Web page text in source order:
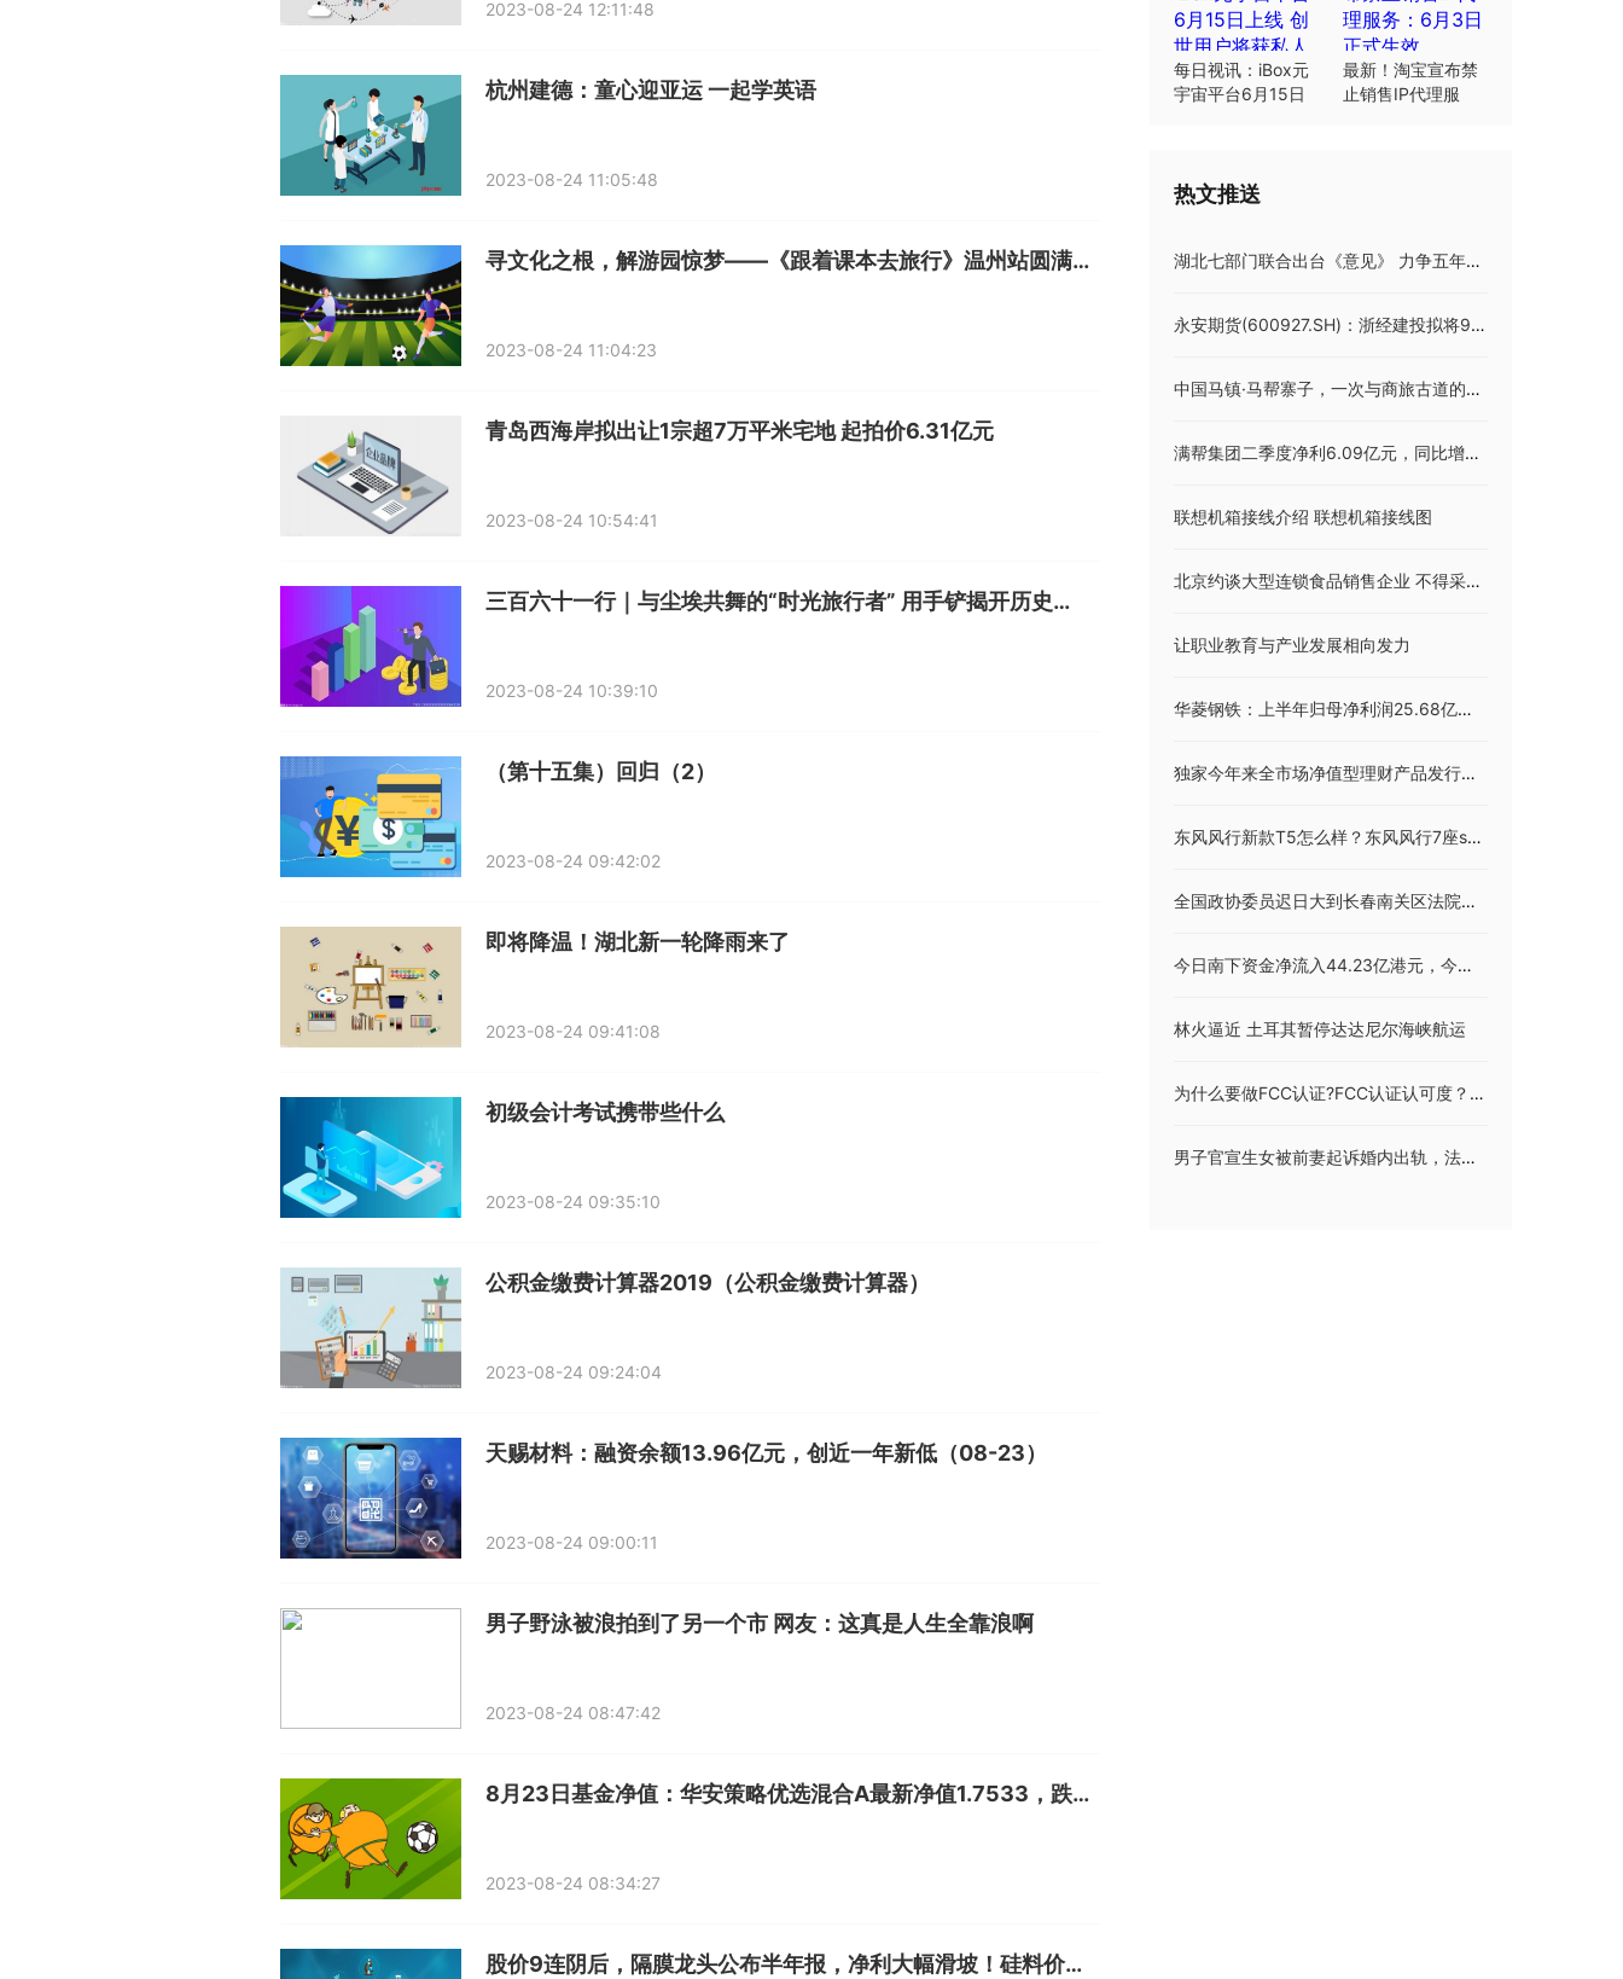
2023-08-24 12:11:48
杭州建德：童心迎亚运 一起学英语
2023-08-24 11:05:48
寻文化之根，解游园惊梦——《跟着课本去旅行》温州站圆满杀青
2023-08-24 11:04:23
青岛西海岸拟出让1宗超7万平米宅地 起拍价6.31亿元
2023-08-24 10:54:41
三百六十一行｜与尘埃共舞的“时光旅行者” 用手铲揭开历史的面纱
2023-08-24 10:39:10
（第十五集）回归（2）
2023-08-24 09:42:02
即将降温！湖北新一轮降雨来了
2023-08-24 09:41:08
初级会计考试携带些什么
2023-08-24 09:35:10
公积金缴费计算器2019（公积金缴费计算器）
2023-08-24 09:24:04
天赐材料：融资余额13.96亿元，创近一年新低（08-23）
2023-08-24 09:00:11
男子野泳被浪拍到了另一个市 网友：这真是人生全靠浪啊
2023-08-24 08:47:42
8月23日基金净值：华安策略优选混合A最新净值1.7533，跌1.73%
2023-08-24 08:34:27
股价9连阴后，隔膜龙头公布半年报，净利大幅滑坡！硅料价格6连涨，下游组件酝酿涨价，光伏企业盈利改善
每日视讯：iBox元
宇宙平台6月15日
最新！淘宝宣布禁
止销售IP代理服
热文推送
湖北七部门联合出台《意见》 力争五年内实现全省市州县工人文化宫全覆盖
永安期货(600927.SH)：浙经建投拟将9.48%股份无偿划转至浙江省交投
中国马镇·马帮寨子，一次与商旅古道的时空邂逅
满帮集团二季度净利6.09亿元，同比增近47倍
联想机箱接线介绍 联想机箱接线图
北京约谈大型连锁食品销售企业 不得采购销售经水淹或来历不明食品
让职业教育与产业发展相向发力
华菱钢铁：上半年归母净利润25.68亿元 同比降32.79% 钢材出口收入增长128.77%
独家今年来全市场净值型理财产品发行数据（截至8月22日）
东风风行新款T5怎么样？东风风行7座suv报价
全国政协委员迟日大到长春南关区法院调研工作
今日南下资金净流入44.23亿港元，今日南向资金流向一览（2023/8/23）
林火逼近 土耳其暂停达达尼尔海峡航运
为什么要做FCC认证?FCC认证认可度？FCC认证适用的产品有哪些？
男子官宣生女被前妻起诉婚内出轨，法院判决支付两万元精神损害赔偿金